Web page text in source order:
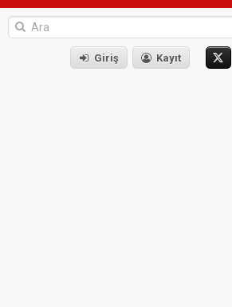
Giriş Kayıt